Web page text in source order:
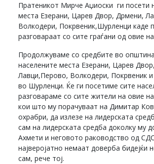
Пратеникот Мирче Аџиоски ги посети
места Езерани, Царев Двор, Дрмени,
Волкодери, Покрвеник,Шурленци каде
разговараат со сите граѓани од овие
Продолжуваме со средбите во
населените места Езерани, Царев
Лавци,Перово, Волкодери, Покрвеник
во Шурленци. Ќе ги посетиме сите
разговараме со сите жители на овие
кои што му порачуваат на Димитар
охрабри, да излезе на лидерската
сам на лидерската средба доколку му
Ахмети и неговото раководство од
најверојатно немаат доверба бидејќи
сам, рече тој.